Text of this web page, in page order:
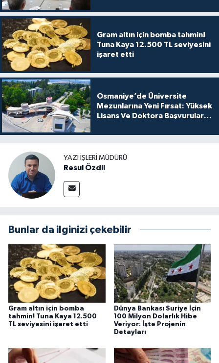
Gram altın için bomba tahmin!
Tuna Kaya 12.500 TL seviyesini
işaret etti
Osmaniye’de Üniversite
Mezunlarına Yeni Fırsat: Yüksek
Lisans Ve Doktora Başvuruları
YAZI İŞLERI MÜDÜRÜ
Resul Özdil
Bunlar da ilginizi çekebilir
Gram altın için bomba
tahmin! Tuna Kaya 12.500
TL seviyesini işaret etti
Dünya Bankası Suriye İçin
100 Milyon Dolarlık Hibe
Veriyor: İşte Projenin
Detayları